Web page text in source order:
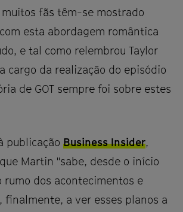
fãs têm-se mostrado
esta abordagem romântica
e tal como relembrou Taylor
cargo da realização do episódio
de GOT sempre foi sobre estes
publicação Business Insider,
Martin "sabe, desde o início
rumo dos acontecimentos e
finalmente, a ver esses planos a